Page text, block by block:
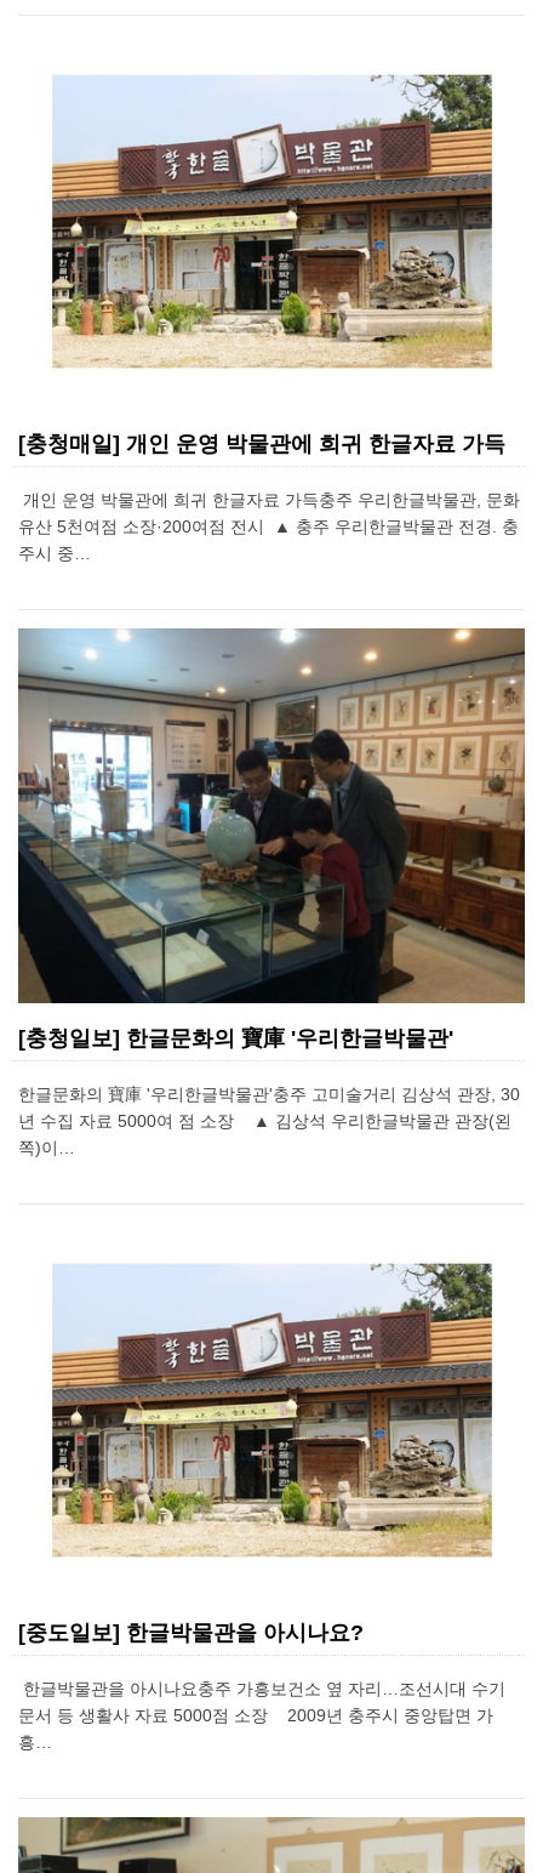
[충청매일] 개인 운영 박물관에 희귀 한글자료 가득
개인 운영 박물관에 희귀 한글자료 가득충주 우리한글박물관, 문화
유산 5천여점 소장·200여점 전시 ​ ▲ 충주 우리한글박물관 전경. 충
주시 중…
[충청일보] 한글문화의 寶庫 '우리한글박물관'
한글문화의 寶庫 '우리한글박물관'충주 고미술거리 김상석 관장, 30
년 수집 자료 5000여 점 소장 ▲ 김상석 우리한글박물관 관장(왼
쪽)이…
[중도일보] 한글박물관을 아시나요?
한글박물관을 아시나요충주 가흥보건소 옆 자리…조선시대 수기
문서 등 생활사 자료 5000점 소장 2009년 충주시 중앙탑면 가
흥…